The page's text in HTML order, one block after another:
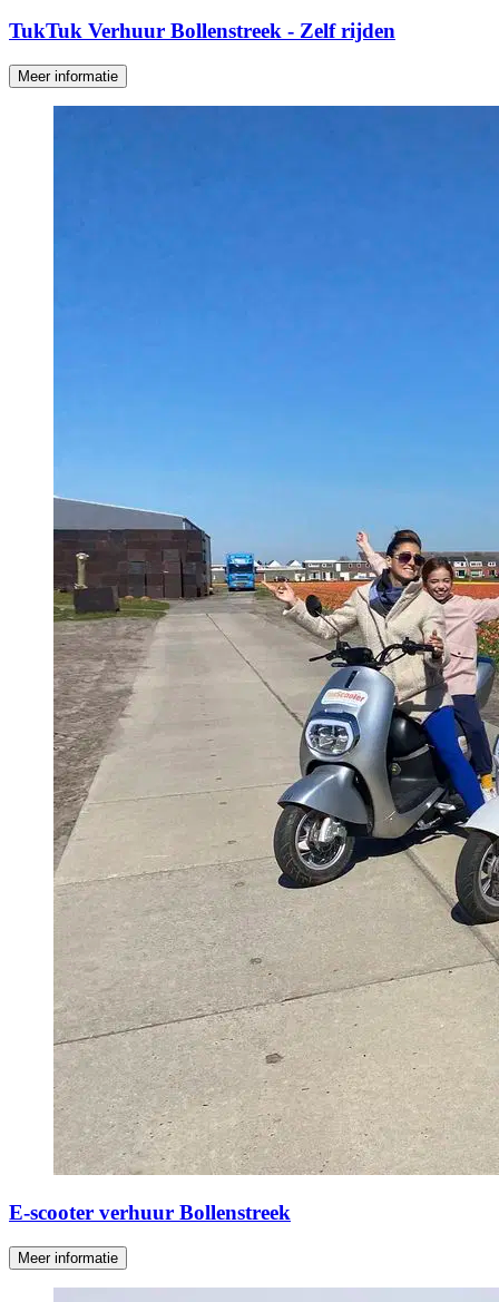
TukTuk Verhuur Bollenstreek - Zelf rijden
Meer informatie
E-scooter verhuur Bollenstreek
Meer informatie